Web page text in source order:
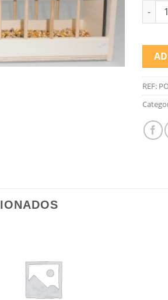
REF: